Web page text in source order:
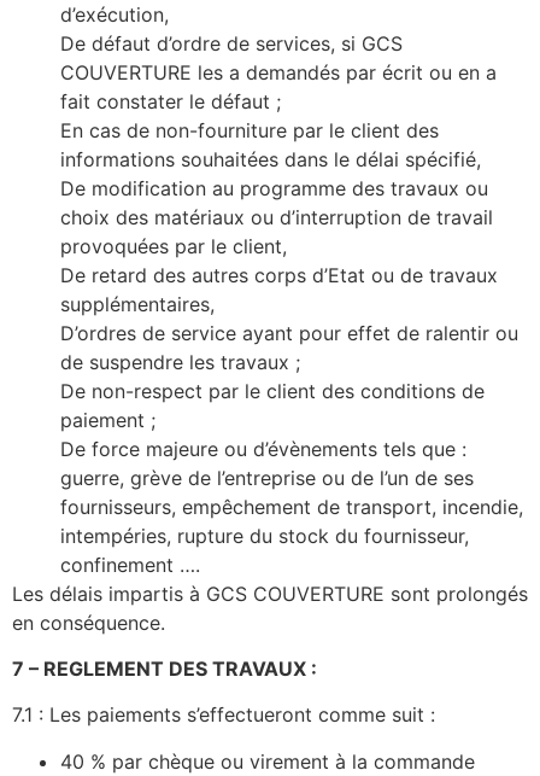
d’exécution,
De défaut d’ordre de services, si GCS
COUVERTURE les a demandés par écrit ou en a
fait constater le défaut ;
En cas de non-fourniture par le client des
informations souhaitées dans le délai spécifié,
De modification au programme des travaux ou
choix des matériaux ou d’interruption de travail
provoquées par le client,
De retard des autres corps d’Etat ou de travaux
supplémentaires,
D’ordres de service ayant pour effet de ralentir ou
de suspendre les travaux ;
De non-respect par le client des conditions de
paiement ;
De force majeure ou d’évènements tels que :
guerre, grève de l’entreprise ou de l’un de ses
fournisseurs, empêchement de transport, incendie,
intempéries, rupture du stock du fournisseur,
confinement ….
Les délais impartis à GCS COUVERTURE sont prolongés
en conséquence.
7 – REGLEMENT DES TRAVAUX :
7.1 : Les paiements s’effectueront comme suit :
40 % par chèque ou virement à la commande